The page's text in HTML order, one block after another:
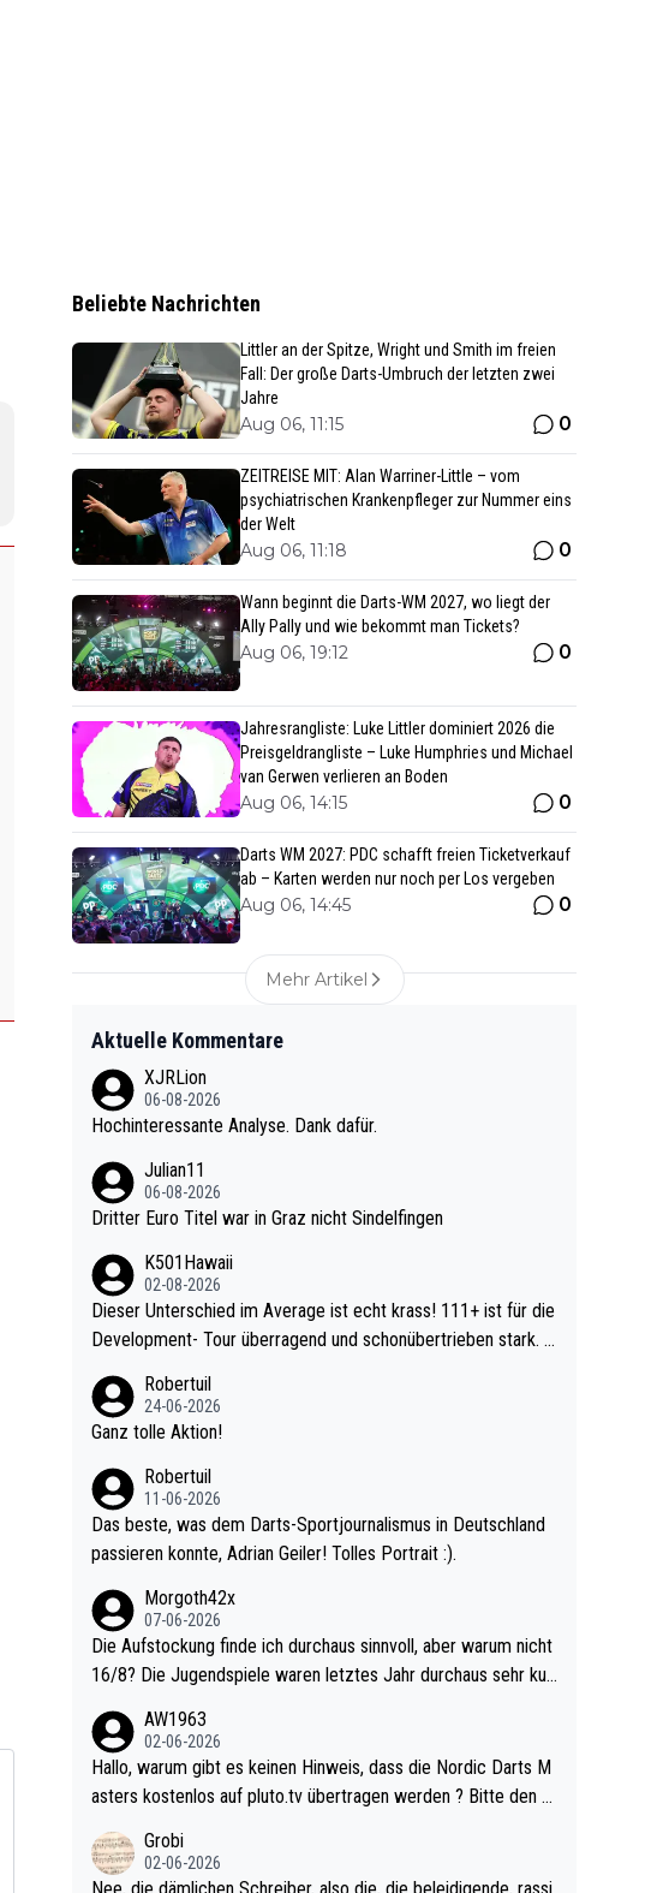
Beliebte Nachrichten
Littler an der Spitze, Wright und Smith im freien
Fall: Der große Darts-Umbruch der letzten zwei
Jahre
Aug 06, 11:15 0
ZEITREISE MIT: Alan Warriner-Little – vom
psychiatrischen Krankenpfleger zur Nummer eins
der Welt
Aug 06, 11:18 0
Wann beginnt die Darts-WM 2027, wo liegt der
Ally Pally und wie bekommt man Tickets?
Aug 06, 19:12 0
Jahresrangliste: Luke Littler dominiert 2026 die
Preisgeldrangliste – Luke Humphries und Michael
van Gerwen verlieren an Boden
Aug 06, 14:15 0
Darts WM 2027: PDC schafft freien Ticketverkauf
ab – Karten werden nur noch per Los vergeben
Aug 06, 14:45 0
Mehr Artikel
Aktuelle Kommentare
XJRLion
06-08-2026
Hochinteressante Analyse. Dank dafür.
Julian11
06-08-2026
Dritter Euro Titel war in Graz nicht Sindelfingen
K501Hawaii
02-08-2026
Dieser Unterschied im Average ist echt krass! 111+ ist für die
Development- Tour überragend und schonübertrieben stark. U
e mal 40+ erst recht. Da gewinnst keinen Blumentopf - ist ja n
och krasser wie ein Pokalspiel eines Kreisligisten vs einem Bu
Robertuil
24-06-2026
Ganz tolle Aktion!
Robertuil
11-06-2026
Das beste, was dem Darts-Sportjournalismus in Deutschland
passieren konnte, Adrian Geiler! Tolles Portrait :).
Morgoth42x
07-06-2026
Die Aufstockung finde ich durchaus sinnvoll, aber warum nicht
16/8? Die Jugendspiele waren letztes Jahr durchaus sehr kur
l. Allerdings ist Mitchell Lawrie als Nummer 1 der Welt eh quali
fiziert. Somit ändert die automatische Qualifikation des Weltm
eisters erstmal nichts. Ich denke sie wollen damit für nächste
d wohl wenig WDF Turniere spielen. Dies war bei Archie Self l
etztes Jahr der Fall. Er musste als amtierender Weltmeister d
AW1963
02-06-2026
Hallo, warum gibt es keinen Hinweis, dass die Nordic Darts M
asters kostenlos auf pluto.tv übertragen werden ? Bitte den A
Grobi
02-06-2026